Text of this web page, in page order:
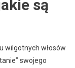
są
wilgotnych włosów
swojego